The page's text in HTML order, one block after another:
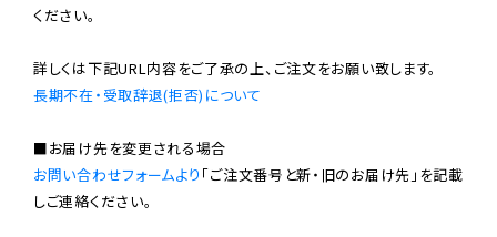
ください。
長期不在・受取辞退(拒否)について
お問い合わせフォームより 「ご注文番号と新・旧のお届け先」を記載
しご連絡ください。